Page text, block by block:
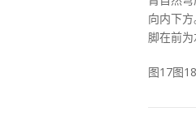
向内下
脚在前为
图17图18